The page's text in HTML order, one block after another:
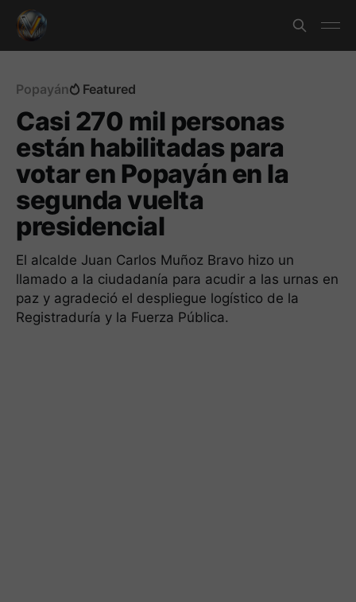
Popayán Featured
Casi 270 mil personas
están habilitadas para
votar en Popayán en la
segunda vuelta
presidencial
El alcalde Juan Carlos Muñoz Bravo hizo un
llamado a la ciudadanía para acudir a las urnas en
paz y agradeció el despliegue logístico de la
Registraduría y la Fuerza Pública.